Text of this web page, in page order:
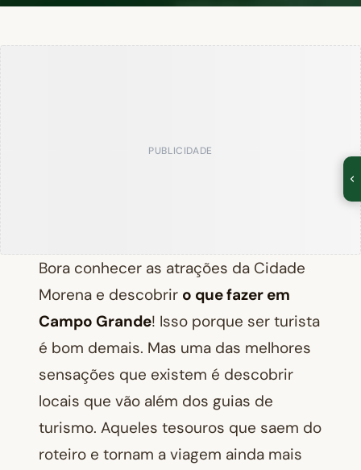
PUBLICIDADE
Bora conhecer as atrações da Cidade
Morena e descobrir o que fazer em
Campo Grande! Isso porque ser turista
é bom demais. Mas uma das melhores
sensações que existem é descobrir
locais que vão além dos guias de
turismo. Aqueles tesouros que saem do
roteiro e tornam a viagem ainda mais